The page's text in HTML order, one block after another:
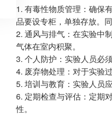
1. 有毒性物质管理：确保
品要设专柜，单独存放。
2. 通风与排气：在实验中
气体在室内积聚。
3. 个人防护：实验人员必
4. 废弃物处理：对于实验
5. 培训与教育：实验人员
6. 定期检查与评估：定期
性。